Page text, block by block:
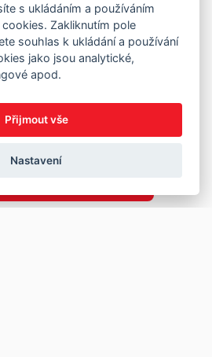
s ukládáním a používáním
Zakliknutím pole
souhlas k ukládání a používání
jako jsou analytické,
apod.
Přijmout vše
Nastavení